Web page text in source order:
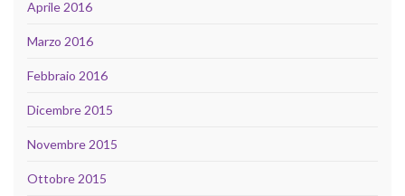
Aprile 2016
Marzo 2016
Febbraio 2016
Dicembre 2015
Novembre 2015
Ottobre 2015